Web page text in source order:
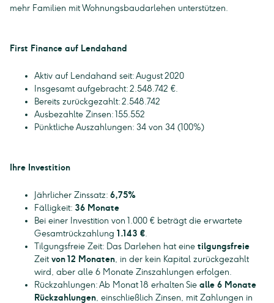
mehr Familien mit Wohnungsbaudarlehen unterstützen.
First Finance auf Lendahand
Aktiv auf Lendahand seit: August 2020
Insgesamt aufgebracht: 2.548.742 €.
Bereits zurückgezahlt: 2.548.742
Ausbezahlte Zinsen: 155.552
Pünktliche Auszahlungen: 34 von 34 (100%)
Ihre Investition
Jährlicher Zinssatz: 6,75%
Fälligkeit: 36 Monate
Bei einer Investition von 1.000 € beträgt die erwartete
Gesamtrückzahlung 1.143 €.
Tilgungsfreie Zeit: Das Darlehen hat eine tilgungsfreie
Zeitvon 12 Monaten, in der kein Kapital zurückgezahlt
wird, aber alle 6 Monate Zinszahlungen erfolgen.
Rückzahlungen: Ab Monat 18 erhalten Sie alle 6 Monate
Rückzahlungen, einschließlich Zinsen, mit Zahlungen in